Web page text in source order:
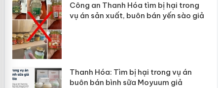
Công an Thanh Hóa tìm bị hại trong
vụ án sản xuất, buôn bán yến sào giả
Thanh Hóa: Tìm bị hại trong vụ án
buôn bán bình sữa Moyuum giả